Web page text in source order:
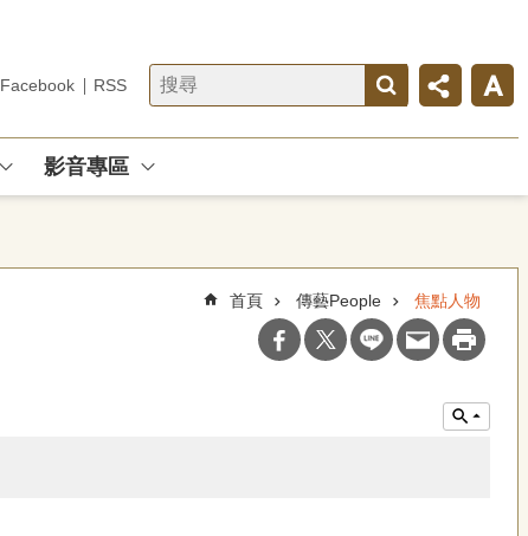
Facebook RSS
影音專區
首頁 傳藝People 焦點人物